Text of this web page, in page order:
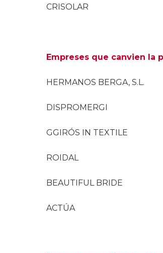
CRISOLAR
Empreses que canvien
HERMANOS BERGA, S.L.
DISPROMERGI
GGIRÓS IN TEXTILE
ROIDAL
BEAUTIFUL BRIDE
ACTÚA